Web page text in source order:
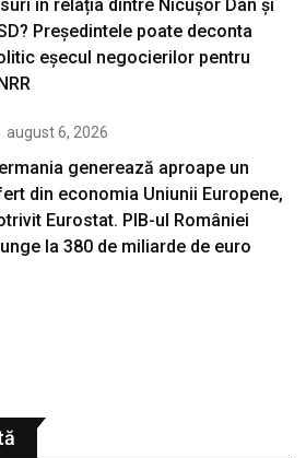
în relația dintre Nicușor Dan și
Președintele poate deconta
eșecul negocierilor pentru
august 6, 2026
generează aproape un
din economia Uniunii Europene,
Eurostat. PIB-ul României
la 380 de miliarde de euro